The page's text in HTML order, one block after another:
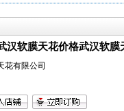
汉软膜天花价格武汉软膜
花有限公司